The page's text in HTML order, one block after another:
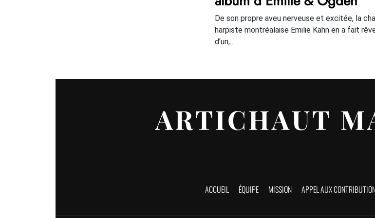
De son propre aveu nerveuse et excitée, la
harpiste montréalaise Emilie Kahn en a fait
d’un,…
ARTICHAUT
ACCUEIL ÉQUIPE MISSION APPEL AUX